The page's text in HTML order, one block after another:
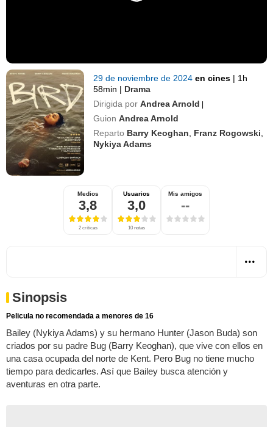
29 de noviembre de 2024en cines | 1h
58min | Drama
Dirigida por Andrea Arnold |
Guion Andrea Arnold
Reparto Barry Keoghan Franz Rogowski
Nykiya Adams
Medios
3,8
2 críticas
Usuarios
3,0
10 notas
Mis amigos
--
Sinopsis
Pelicula no recomendada a menores de 16
Bailey (Nykiya Adams) y su hermano Hunter (Jason Buda) son
criados por su padre Bug (Barry Keoghan), que vive con ellos en
una casa ocupada del norte de Kent. Pero Bug no tiene mucho
tiempo para dedicarles. Así que Bailey busca atención y
aventuras en otra parte.